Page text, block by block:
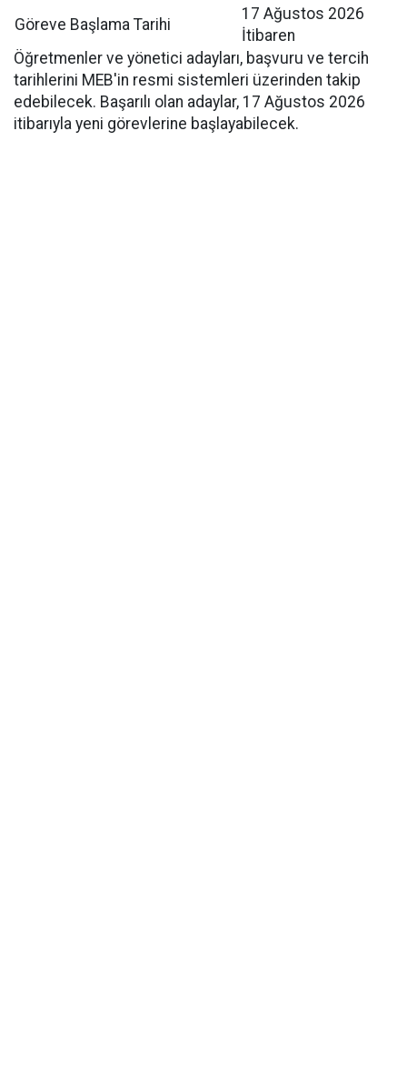
Göreve Başlama Tarihi
17 Ağustos 2026
İtibaren
Öğretmenler ve yönetici adayları, başvuru ve tercih
tarihlerini MEB'in resmi sistemleri üzerinden takip
edebilecek. Başarılı olan adaylar, 17 Ağustos 2026
itibarıyla yeni görevlerine başlayabilecek.